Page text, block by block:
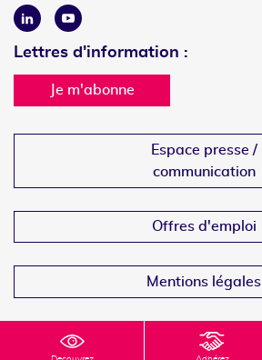
LinkedinYoutube
Lettres d'information :
Je m'abonne
Espace presse /
communication
Offres d'emploi
Mentions légales